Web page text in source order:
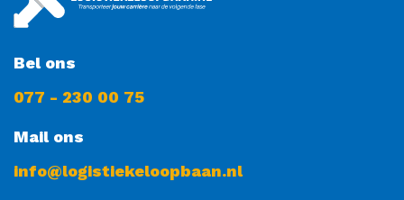
Bel ons
077 - 230 00 75
Mail ons
info@logistiekeloopbaan.nl